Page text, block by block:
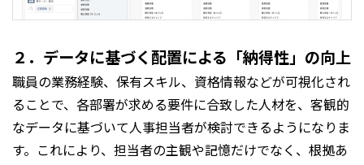
２．データに基づく配置による「納得性」の向上
職員の業務経験、保有スキル、資格情報などが可視化され
ることで、各部署が求める要件に合致した人材を、客観的
なデータに基づいて人事担当者が検討できるようになりま
す。これにより、担当者の主観や記憶だけでなく、根拠あ